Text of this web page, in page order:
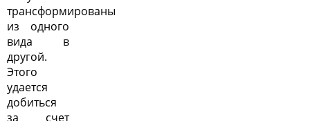
трансформированы
из одного
вида в
другой.
Этого
удается
добиться
за счет